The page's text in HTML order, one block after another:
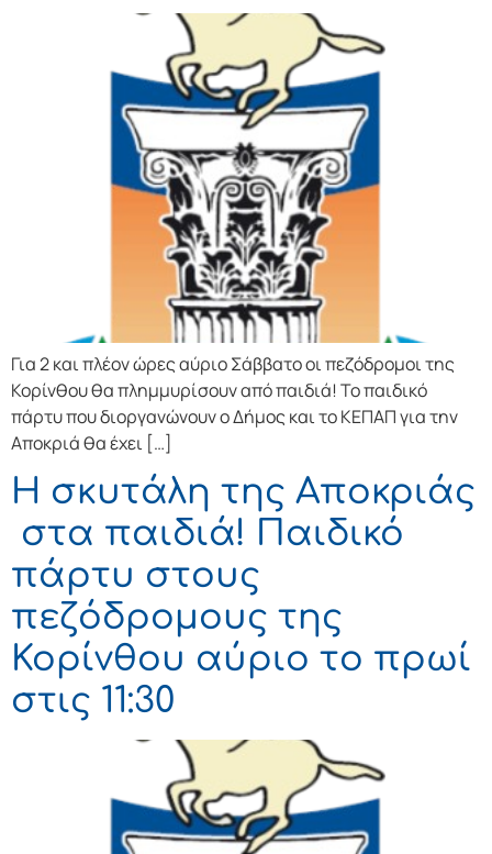
Για 2 και πλέον ώρες αύριο Σάββατο οι πεζόδρομοι της
Κορίνθου θα πλημμυρίσουν από παιδιά! Το παιδικό
πάρτυ που διοργανώνουν ο Δήμος και το ΚΕΠΑΠ για την
Αποκριά θα έχει […]
Η σκυτάλη της Αποκριάς
στα παιδιά! Παιδικό
πάρτυ στους
πεζόδρομους της
Κορίνθου αύριο το πρωί
στις 11:30